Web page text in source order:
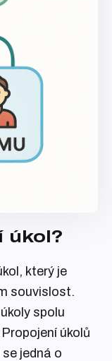
úkol?
který je
souvislost.
spolu
úkolů
jedná o